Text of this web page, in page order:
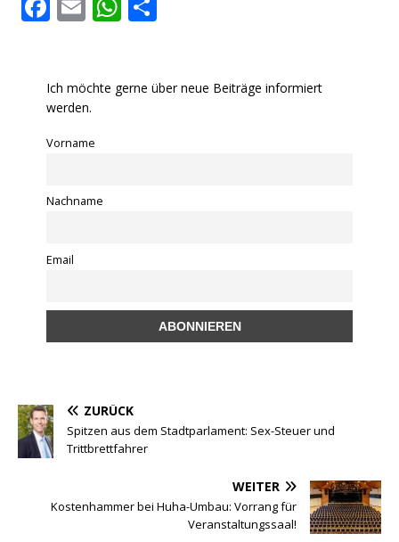
e
b
o
k
l s n
Ich möchte gerne über neue Beiträge informiert
werden.
Vorname
Nachname
Email
ZURÜCK
Spitzen aus dem Stadtparlament: Sex-Steuer und
Trittbrettfahrer
WEITER
Kostenhammer bei Huha-Umbau: Vorrang für
Veranstaltungssaal!